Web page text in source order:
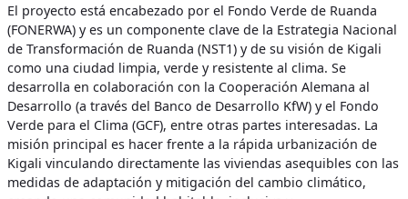
El proyecto está encabezado por el Fondo Verde de Ruanda
(FONERWA) y es un componente clave de la Estrategia Nacional
de Transformación de Ruanda (NST1) y de su visión de Kigali
como una ciudad limpia, verde y resistente al clima. Se
desarrolla en colaboración con la Cooperación Alemana al
Desarrollo (a través del Banco de Desarrollo KfW) y el Fondo
Verde para el Clima (GCF), entre otras partes interesadas. La
misión principal es hacer frente a la rápida urbanización de
Kigali vinculando directamente las viviendas asequibles con las
medidas de adaptación y mitigación del cambio climático,